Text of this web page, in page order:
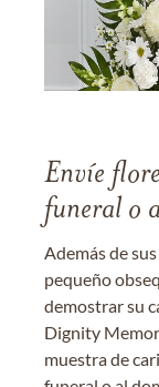
Envíe
funeral o
Además de
pequeño
demostrar su
Dignity
muestra de